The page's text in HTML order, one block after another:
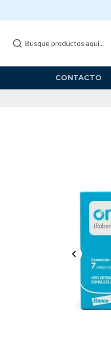
CONTACTO